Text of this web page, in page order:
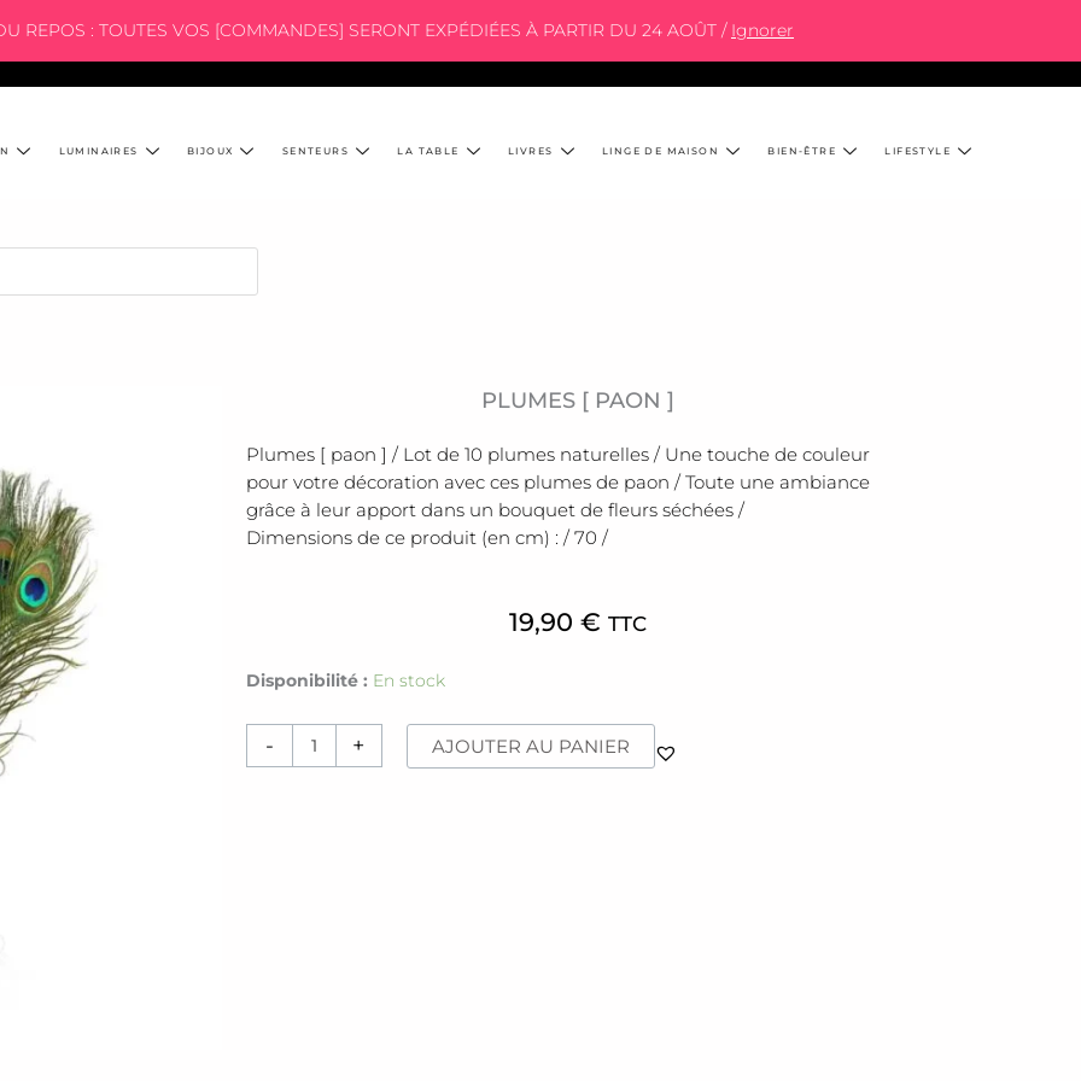
REPOS : TOUTES VOS [COMMANDES] SERONT EXPÉDIÉES À PARTIR DU 24 AOÛT / Ignorer
LUMINAIRES BIJOUX SENTEURS LA TABLE LIVRES LINGE DE MAISON BIEN-ÊTRE LIFESTYLE
PLUMES [ PAON ]
Plumes [ paon ] / Lot de 10 plumes naturelles / Une touche de couleur
pour votre décoration avec ces plumes de paon / Toute une ambiance
grâce à leur apport dans un bouquet de fleurs séchées /
Dimensions de ce produit (en cm) : / 70 /
19,90 € TTC
Disponibilité : En stock
-
quantité
[
+ AJOUTER AU PANIER